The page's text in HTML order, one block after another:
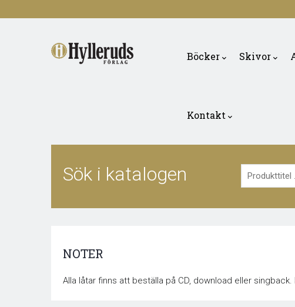
Böcker Skivor
Kontakt
Sök i katalogen
NOTER
Alla låtar finns att beställa på CD, download eller